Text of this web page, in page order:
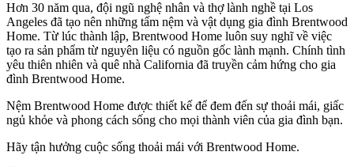
Hơn 30 năm qua, đội ngũ nghệ nhân và thợ lành nghề tại Los
Angeles đã tạo nên những tấm nệm và vật dụng gia đình Brentwood
Home. Từ lúc thành lập, Brentwood Home luôn suy nghĩ về việc
tạo ra sản phẩm từ nguyên liệu có nguồn gốc lành mạnh. Chính tình
yêu thiên nhiên và quê nhà California đã truyền cảm hứng cho gia
đình Brentwood Home.
Nệm Brentwood Home được thiết kế để đem đến sự thoải mái, giấc
ngủ khỏe và phong cách sống cho mọi thành viên của gia đình bạn.
Hãy tận hưởng cuộc sống thoải mái với Brentwood Home.